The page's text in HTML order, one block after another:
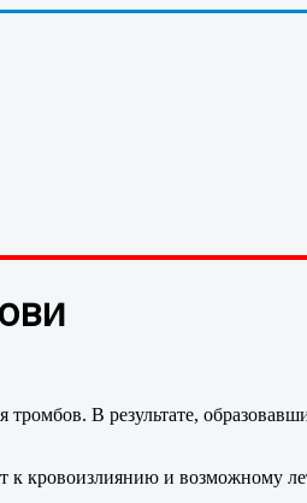
В результате,
к кровоизлиянию и возможному